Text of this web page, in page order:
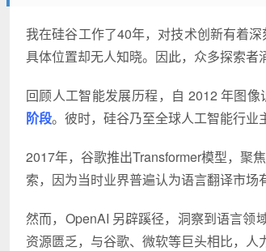
我在硅谷工作了40年，对技术创新有着
具体位置却无人知晓。因此，众多探索者
回顾人工智能发展历程，自 2012 年图
阶段。彼时，硅谷乃至全球人工智能行业
2017年，谷歌推出Transformer模型，聚
索，因为当时业界普遍认为语言翻译市场
然而，OpenAI 另辟蹊径，洞察到语言领
资源匮乏，与谷歌、微软等巨头相比，人